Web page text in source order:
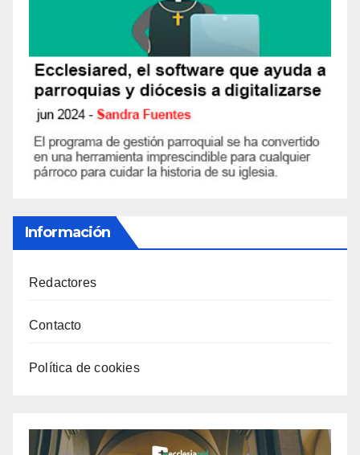
Información
Redactores
Contacto
Política de cookies